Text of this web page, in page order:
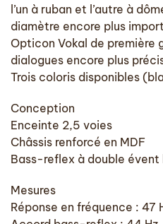
l’un à ruban et l’autre à
diamètre encore plus
Opticon Vokal de première
dialogues encore plus
Trois coloris disponibles
Conception
Enceinte 2,5 voies
Châssis renforcé en MDF
Bass-reflex à double évent
Mesures
Réponse en fréquence : 47